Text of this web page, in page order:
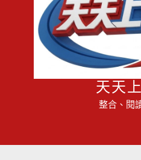
天天
整合、閱